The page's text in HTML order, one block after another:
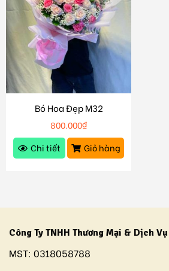
Bó Hoa Đẹp M32
800.000₫
Chi tiết
Giỏ hàng
Công Ty TNHH Thương Mại & Dịch
MST: 0318058788